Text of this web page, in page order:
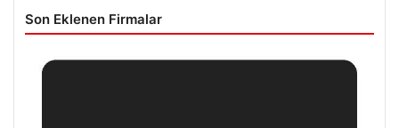
Son Eklenen Firmalar